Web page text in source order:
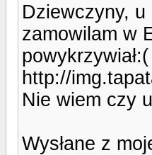
Dziewczyny, u
zamowilam w
http://
Nie wiem czy
Wysłane z